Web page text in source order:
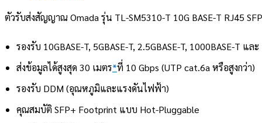
ตัวรับส่งสัญญาณ Omada รุ่น TL-SM5310-T 10G BASE-T RJ45
รองรับ 10GBASE-T, 5GBASE-T, 2.5GBASE-T, 1000BASE-T แล
ส่งข้อมูลได้สูงสุด 30 เมตร*ที่ 10 Gbps (UTP cat.6a หรือสูงกว่า)
รองรับ DDM (อุณหภูมิและแรงดันไฟฟ้า)
คุณสมบัติ SFP+ Footprint แบบ Hot-Pluggable